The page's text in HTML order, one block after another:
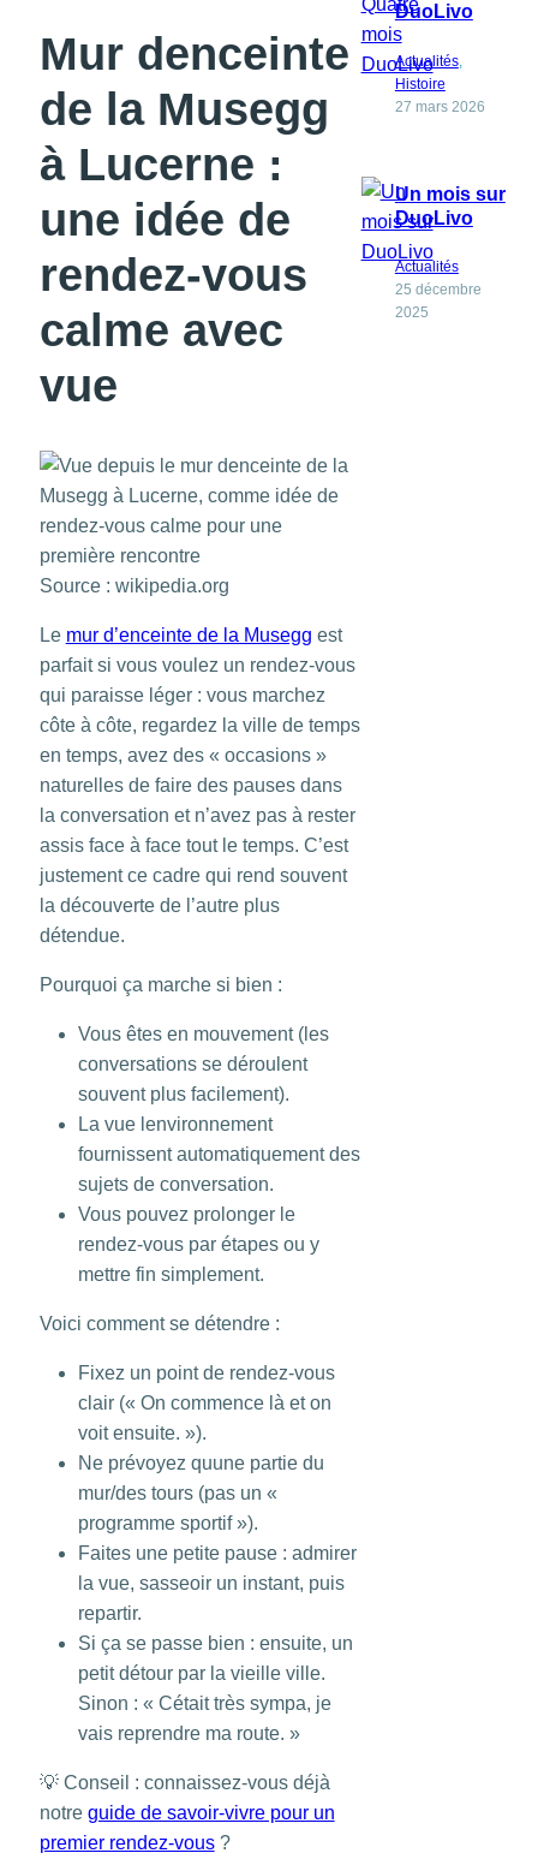
Mur denceinte
de la Musegg
à Lucerne :
une idée de
rendez-vous
calme avec
vue
Source : wikipedia.org
Le mur d’enceinte de la Musegg est
parfait si vous voulez un rendez-vous
qui paraisse léger : vous marchez
côte à côte, regardez la ville de temps
en temps, avez des « occasions »
naturelles de faire des pauses dans
la conversation et n’avez pas à rester
assis face à face tout le temps. C’est
justement ce cadre qui rend souvent
la découverte de l’autre plus
détendue.
Pourquoi ça marche si bien :
Vous êtes en mouvement (les
conversations se déroulent
souvent plus facilement).
La vue lenvironnement
fournissent automatiquement des
sujets de conversation.
Vous pouvez prolonger le
rendez-vous par étapes ou y
mettre fin simplement.
Voici comment se détendre :
Fixez un point de rendez-vous
clair (« On commence là et on
voit ensuite. »).
Ne prévoyez quune partie du
mur/des tours (pas un «
programme sportif »).
Faites une petite pause : admirer
la vue, sasseoir un instant, puis
repartir.
Si ça se passe bien : ensuite, un
petit détour par la vieille ville.
Sinon : « Cétait très sympa, je
vais reprendre ma route. »
💡 Conseil : connaissez-vous déjà
notre guide de savoir-vivre pour un
premier rendez-vous?
DuoLivo
Actualités
Histoire
27 mars 2026
Un mois sur
DuoLivo
Actualités
25 décembre
2025